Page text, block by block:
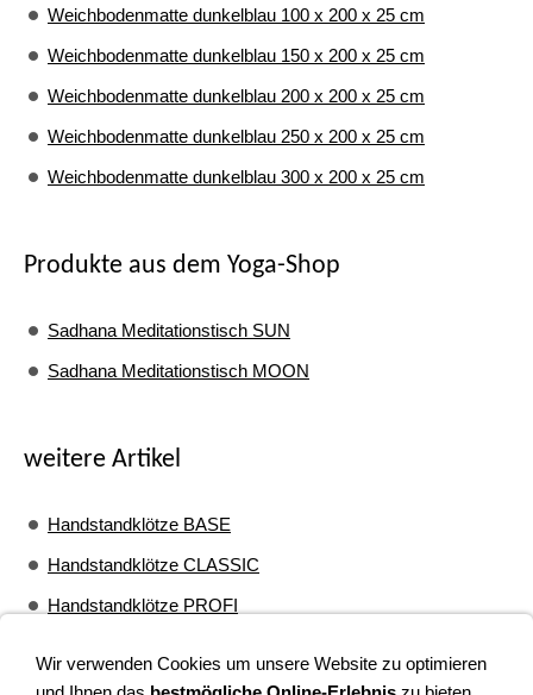
Weichbodenmatte dunkelblau 100 x 200 x 25 cm
Weichbodenmatte dunkelblau 150 x 200 x 25 cm
Weichbodenmatte dunkelblau 200 x 200 x 25 cm
Weichbodenmatte dunkelblau 250 x 200 x 25 cm
Weichbodenmatte dunkelblau 300 x 200 x 25 cm
Produkte aus dem Yoga-Shop
Sadhana Meditationstisch SUN
Sadhana Meditationstisch MOON
weitere Artikel
Handstandklötze BASE
Handstandklötze CLASSIC
Handstandklötze PROFI
Wir verwenden Cookies um unsere Website zu optimieren